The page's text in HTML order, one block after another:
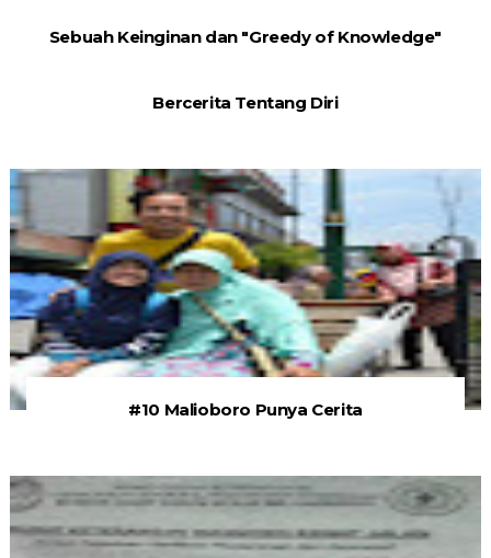
Sebuah Keinginan dan "Greedy of Knowledge"
Bercerita Tentang Diri
#10 Malioboro Punya Cerita